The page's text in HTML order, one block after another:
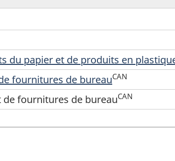
du papier et de produits en
fournitures de bureauCAN
fournitures de bureauCAN